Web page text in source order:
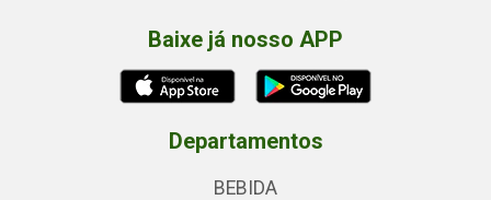
Baixe já nosso APP
Departamentos
BEBIDA